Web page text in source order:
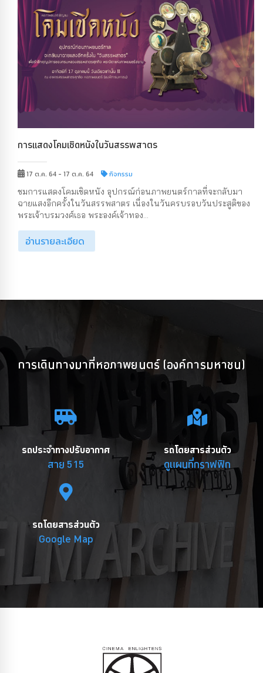
การแสดงโคมเชิดหนังในวันสรรพสาตร
17 ต.ค. 64 - 17 ต.ค. 64 กิจกรรม
ชมการแสดงโคมเชิดหนัง อุปกรณ์ก่อนภาพยนตร์กาลที่จะกลับมา
ฉายแสงอีกครั้งในวันสรรพสาตร เนื่องในวันครบรอบวันประสูติของ
พระเจ้าบรมวงศ์เธอ พระองค์เจ้าทอง...
อ่านรายละเอียด
การเดินทางมาที่หอภาพยนตร์ (องค์การมหาชน)
รถประจำทางปรับอากาศ
สาย 515
รถโดยสารส่วนตัว
ดูแผนที่กราฟฟิก
รถโดยสารส่วนตัว
Google Map